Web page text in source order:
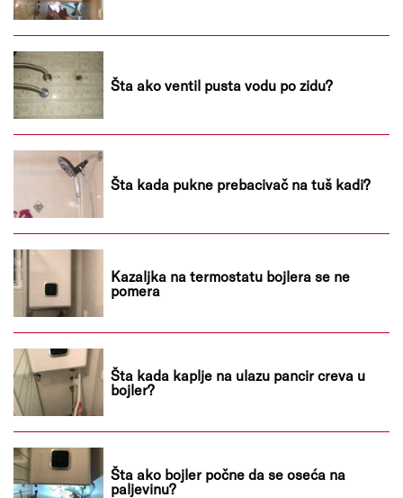
Šta ako ventil pusta vodu po zidu?
Šta kada pukne prebacivač na tuš kadi?
Kazaljka na termostatu bojlera se ne
pomera
Šta kada kaplje na ulazu pancir creva u
bojler?
Šta ako bojler počne da se oseća na
paljevinu?